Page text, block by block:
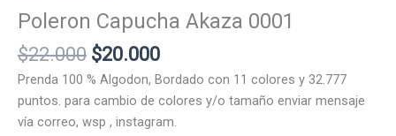
Poleron Capucha Akaza 0001
$22.000 El
precio
original
era:
$20.000El
precio
actual
es:
Prenda 100 % Algodon, Bordado con 11 colores y 32.777
puntos. para cambio de colores y/o tamaño enviar mensaje
vía correo, wsp , instagram.